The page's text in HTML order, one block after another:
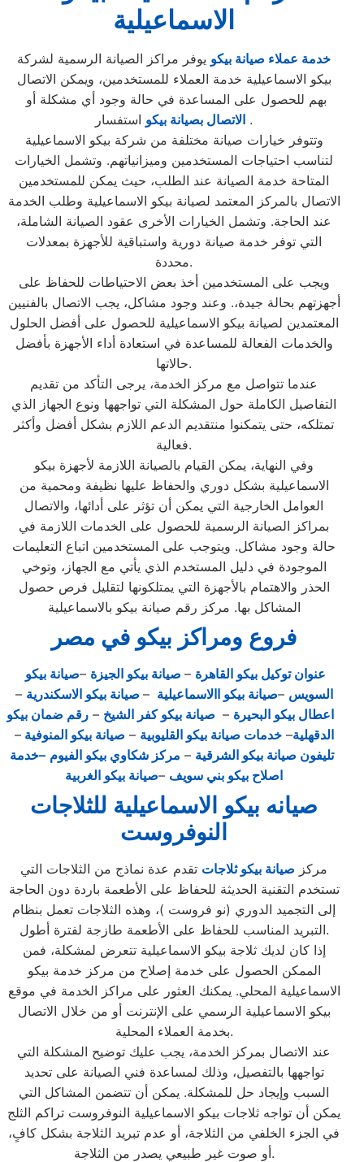
الاسماعيلية
خدمة عملاء صيانة بيكو يوفر مراكز الصيانة الرسمية لشركة
بيكو الاسماعيلية خدمة العملاء للمستخدمين، ويمكن الاتصال
بهم للحصول على المساعدة في حالة وجود أي مشكلة أو
الاتصال بصيانة بيكو استفسار.
وتتوفر خيارات صيانة مختلفة من شركة بيكو الاسماعيلية
لتناسب احتياجات المستخدمين وميزانياتهم. وتشمل الخيارات
المتاحة خدمة الصيانة عند الطلب، حيث يمكن للمستخدمين
الاتصال بالمركز المعتمد لصيانة بيكو الاسماعيلية وطلب الخدمة
عند الحاجة. وتشمل الخيارات الأخرى عقود الصيانة الشاملة،
التي توفر خدمة صيانة دورية واستباقية للأجهزة بمعدلات
محددة.
ويجب على المستخدمين أخذ بعض الاحتياطات للحفاظ على
أجهزتهم بحالة جيدة،. وعند وجود مشاكل، يجب الاتصال بالفنيين
المعتمدين لصيانة بيكو الاسماعيلية للحصول على أفضل الحلول
والخدمات الفعالة للمساعدة في استعادة أداء الأجهزة بأفضل
حالاتها.
عندما تتواصل مع مركز الخدمة، يرجى التأكد من تقديم
التفاصيل الكاملة حول المشكلة التي تواجهها ونوع الجهاز الذي
تمتلكه، حتى يتمكنوا منتقديم الدعم اللازم بشكل أفضل وأكثر
فعالية.
وفي النهاية، يمكن القيام بالصيانة اللازمة لأجهزة بيكو
الاسماعيلية بشكل دوري والحفاظ عليها نظيفة ومحمية من
العوامل الخارجية التي يمكن أن تؤثر على أدائها، والاتصال
بمراكز الصيانة الرسمية للحصول على الخدمات اللازمة في
حالة وجود مشاكل. ويتوجب على المستخدمين اتباع التعليمات
الموجودة في دليل المستخدم الذي يأتي مع الجهاز، وتوخي
الحذر والاهتمام بالأجهزة التي يمتلكونها لتقليل فرص حصول
المشاكل بها. مركز رقم صيانة بيكو بالاسماعيلية
فروع ومراكز بيكو في مصر
عنوان توكيل بيكو القاهرة – صيانة بيكو الجيزة –صيانة بيكو
السويس –صيانة بيكو االاسماعيلية – صيانة بيكو الاسكندرية –
اعطال بيكو البحيرة – صيانة بيكو كفر الشيخ – رقم ضمان بيكو
الدقهلية–خدمات صيانة بيكو القليوبية – صيانة بيكو المنوفية–
تليفون صيانة بيكو الشرقية – مركز شكاوي بيكو الفيوم –خدمة
اصلاح بيكو بني سويف –صيانة بيكو الغربية
صيانه بيكو الاسماعيلية للثلاجات
النوفروست
مركز صيانة بيكو ثلاجات تقدم عدة نماذج من الثلاجات التي
تستخدم التقنية الحديثة للحفاظ على الأطعمة باردة دون الحاجة
إلى التجميد الدوري (نو فروست )، وهذه الثلاجات تعمل بنظام
التبريد المناسب للحفاظ على الأطعمة طازجة لفترة أطول.
إذا كان لديك ثلاجة بيكو الاسماعيلية تتعرض لمشكلة، فمن
الممكن الحصول على خدمة إصلاح من مركز خدمة بيكو
الاسماعيلية المحلي. يمكنك العثور على مراكز الخدمة في موقع
بيكو الاسماعيلية الرسمي على الإنترنت أو من خلال الاتصال
بخدمة العملاء المحلية.
عند الاتصال بمركز الخدمة، يجب عليك توضيح المشكلة التي
تواجهها بالتفصيل، وذلك لمساعدة فني الصيانة على تحديد
السبب وإيجاد حل للمشكلة. يمكن أن تتضمن المشاكل التي
يمكن أن تواجه ثلاجات بيكو الاسماعيلية النوفروست تراكم الثلج
في الجزء الخلفي من الثلاجة، أو عدم تبريد الثلاجة بشكل كافٍ،
أو صوت غير طبيعي يصدر من الثلاجة.